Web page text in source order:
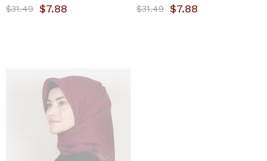
$7.88
$31.49 $7.88
$31.49